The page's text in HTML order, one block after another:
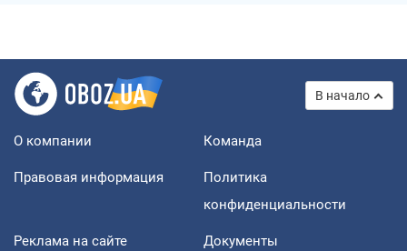
В начало
О компании Команда
Правовая информация
Политика
конфиденциальности
Реклама на сайте Документы